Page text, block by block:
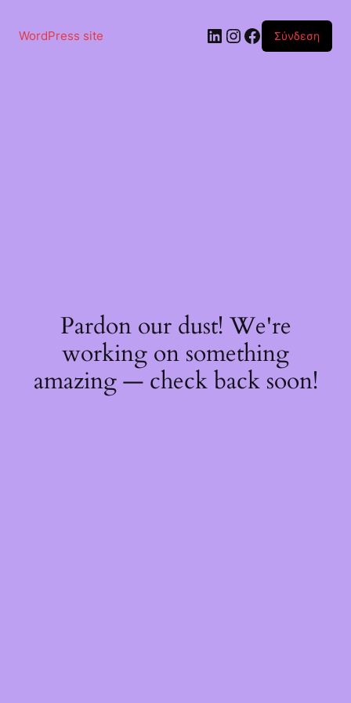
περιεχόμενο
WordPress site Linkedin
Instagram
Facebook
Σύνδεση
Pardon our dust! We're
working on something
amazing — check back soon!